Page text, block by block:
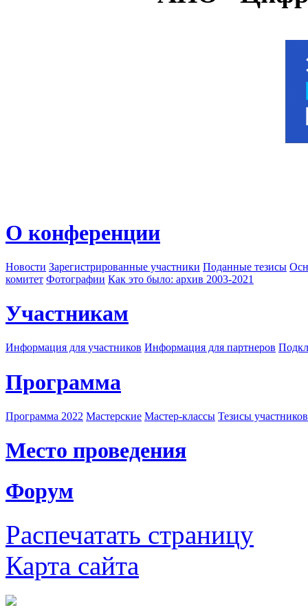
О конференции
Новости Зарегистрированные участники Поданные тезисы
комитет Фотографии Как это было: архив 2003-2021
Участникам
Информация для участников Информация для партнеров
Программа
Программа 2022 Мастерские Мастер-классы Тезисы
Место проведения
Форум
Распечатать страницу
Карта сайта